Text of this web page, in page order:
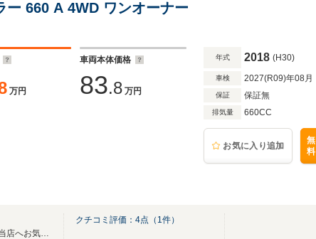
ー 660 A 4WD ワンオーナー
万円
車両本体価格
83.8 万円
年式 2018 (H30)
車検 2027(R09)年08月
保証 保証無
排気量 660CC
お気に入り追加
無
料
良質な中古車展示中！ホンダ車のことなら当店へお気軽にお問い合わせください。
クチコミ評価： 4点（ 1件）